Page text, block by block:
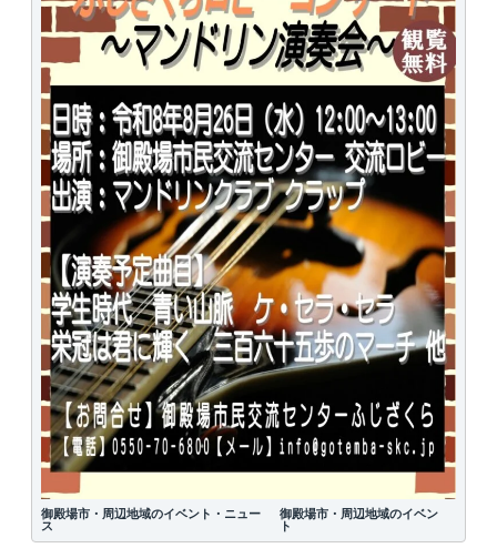
御殿場市・周辺地域のイベント・ニュー
ス
御殿場市・周辺地域のイベン
ト